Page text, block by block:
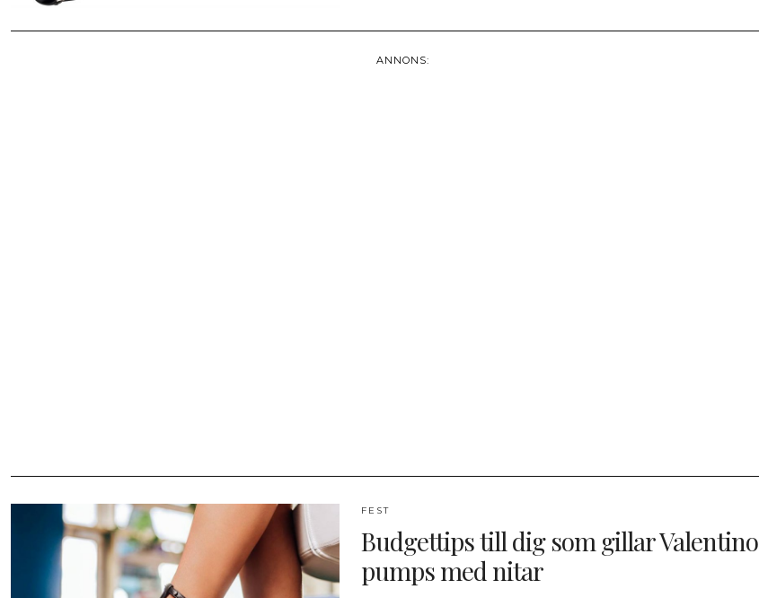
ANNONS:
FEST
Budgettips till dig som gillar Valentino
pumps med nitar